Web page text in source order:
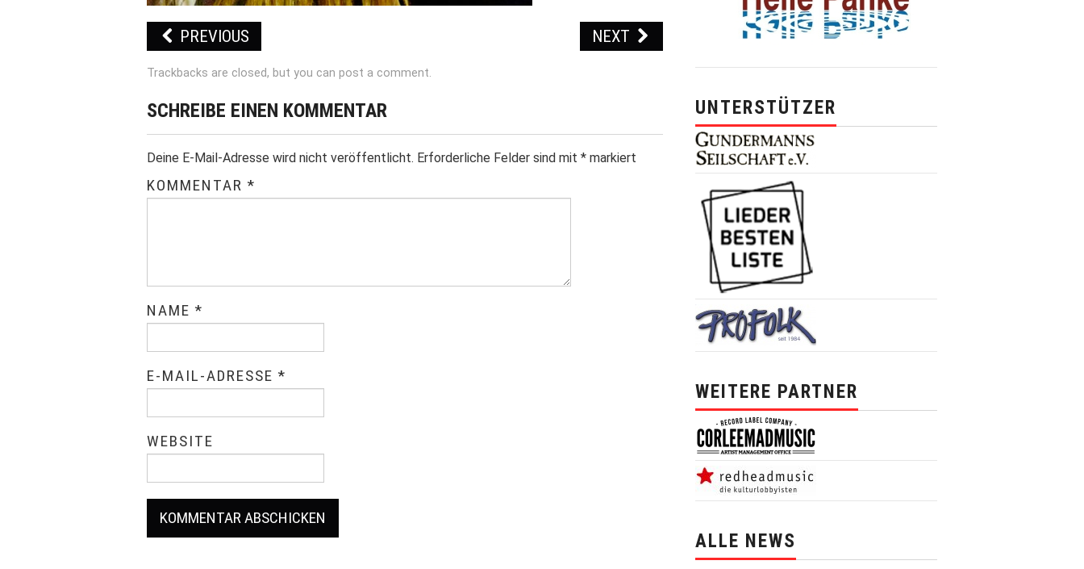
PREVIOUS NEXT
Trackbacks are closed, but you can post a comment.
SCHREIBE EINEN KOMMENTAR
Deine E-Mail-Adresse wird nicht veröffentlicht. Erforderliche Felder sind mit * markiert
KOMMENTAR *
NAME *
E-MAIL-ADRESSE *
WEBSITE
UNTERSTÜTZER
WEITERE PARTNER
ALLE NEWS